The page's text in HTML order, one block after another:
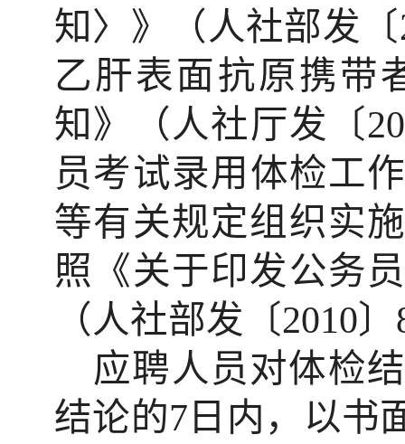
知〉》（人社部发〔
乙肝表面抗原携带
知》（人社厅发〔
员考试录用体检工
等有关规定组织实
照《关于印发公务
（人社部发〔2010〕
应聘人员对体检
结论的7 日内，以书